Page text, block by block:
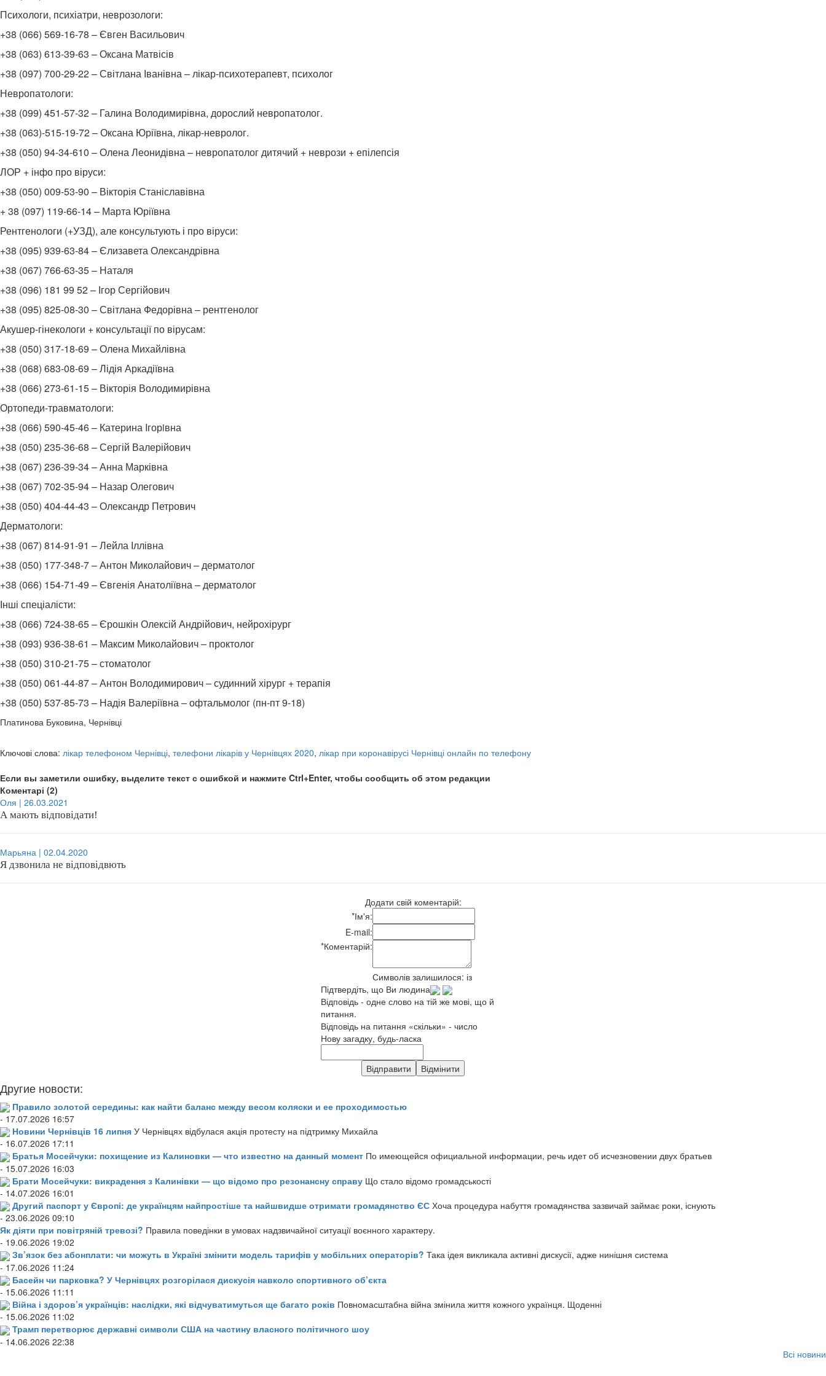
Психологи, психіатри, неврозологи:
+38 (066) 569-16-78 – Євген Васильович
+38 (063) 613-39-63 – Оксана Матвісів
+38 (097) 700-29-22 – Світлана Іванівна – лікар-психотерапевт, психолог
Невропатологи:
+38 (099) 451-57-32 – Галина Володимирівна, дорослий невропатолог.
+38 (063)-515-19-72 – Оксана Юріївна, лікар-невролог.
+38 (050) 94-34-610 – Олена Леонидівна – невропатолог дитячий + неврози + епілепсія
ЛОР + інфо про віруси:
+38 (050) 009-53-90 – Вікторія Станіславівна
+ 38 (097) 119-66-14 – Марта Юріївна
Рентгенологи (+УЗД), але консультують і про віруси:
+38 (095) 939-63-84 – Єлизавета Олександрівна
+38 (067) 766-63-35 – Наталя
+38 (096) 181 99 52 – Ігор Сергійович
+38 (095) 825-08-30 – Світлана Федорівна – рентгенолог
Акушер-гінекологи + консультації по вірусам:
+38 (050) 317-18-69 – Олена Михайлівна
+38 (068) 683-08-69 – Лідія Аркадіївна
+38 (066) 273-61-15 – Вікторія Володимирівна
Ортопеди-травматологи:
+38 (066) 590-45-46 – Катерина Iгорiвна
+38 (050) 235-36-68 – Сергій Валерійович
+38 (067) 236-39-34 – Анна Марківна
+38 (067) 702-35-94 – Назар Олегович
+38 (050) 404-44-43 – Олександр Петрович
Дерматологи:
+38 (067) 814-91-91 – Лейла Іллівна
+38 (050) 177-348-7 – Антон Миколайович – дерматолог
+38 (066) 154-71-49 – Євгенія Анатоліївна – дерматолог
Інші спеціалісти:
+38 (066) 724-38-65 – Єрошкін Олексій Андрійович, нейрохірург
+38 (093) 936-38-61 – Максим Миколайович – проктолог
+38 (050) 310-21-75 – стоматолог
+38 (050) 061-44-87 – Антон Володимирович – судинний хірург + терапія
+38 (050) 537-85-73 – Надія Валеріївна – офтальмолог (пн-пт 9-18)
Платинова Буковина, Чернівці
Ключові слова: лікар телефоном Чернівці, телефони лікарів у Чернівцях 2020, лікар при коронавірусі Чернівці онлайн по телефону
Если вы заметили ошибку, выделите текст с ошибкой и нажмите Ctrl+Enter, чтобы сообщить об этом редакции
Коментарі (2)
Оля | 26.03.2021
А мають відповідати!
Марьяна | 02.04.2020
Я дзвонила не відповідвють
Додати свій коментарій:
*Ім'я:
E-mail:
*Коментарій:
Символів залишилося: із
Підтвердіть, що Ви людина
Відповідь - одне слово на тій же мові, що й
питання.
Відповідь на питання «скільки» - число
Нову загадку, будь-ласка
Другие новости:
Правило золотой середины: как найти баланс между весом коляски и ее проходимостью
- 17.07.2026 16:57
Новини Чернівців 16 липня У Чернівцях відбулася акція протесту на підтримку Михайла
- 16.07.2026 17:11
Братья Мосейчуки: похищение из Калиновки — что известно на данный момент По имеющейся официальной информации, речь идет об исчезновении двух братьев
- 15.07.2026 16:03
Брати Мосейчуки: викрадення з Калинівки — що відомо про резонансну справу Що стало відомо громадськості
- 14.07.2026 16:01
Другий паспорт у Європі: де українцям найпростіше та найшвидше отримати громадянство ЄС Хоча процедура набуття громадянства зазвичай займає роки, існують
- 23.06.2026 09:10
Як діяти при повітряній тревозі? Правила поведінки в умовах надзвичайної ситуації воєнного характеру.
- 19.06.2026 19:02
Зв’язок без абонплати: чи можуть в Україні змінити модель тарифів у мобільних операторів? Така ідея викликала активні дискусії, адже нинішня система
- 17.06.2026 11:24
Басейн чи парковка? У Чернівцях розгорілася дискусія навколо спортивного об’єкта
- 15.06.2026 11:11
Війна і здоров’я українців: наслідки, які відчуватимуться ще багато років Повномасштабна війна змінила життя кожного українця. Щоденні
- 15.06.2026 11:02
Трамп перетворює державні символи США на частину власного політичного шоу
- 14.06.2026 22:38
Всі новини